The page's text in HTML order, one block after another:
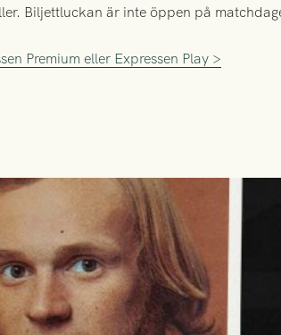
Biljettluckan är inte öppen på
Premium eller Expressen Play >